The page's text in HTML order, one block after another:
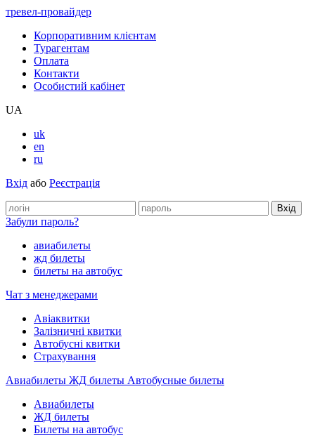
тревел-провайдер
Корпоративним клієнтам
Турагентам
Оплата
Контакти
Особистий кабінет
UA
uk
en
ru
Вхід або Реєстрація
Забули пароль?
авиабилеты
жд билеты
билеты на автобус
Чат з менеджерами
Авіаквитки
Залізничні квитки
Автобусні квитки
Cтрахування
Авиабилеты ЖД билеты Автобусные билеты
Авиабилеты
ЖД билеты
Билеты на автобус